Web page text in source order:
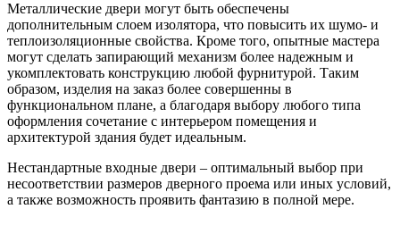
Металлические двери могут быть обеспечены
дополнительным слоем изолятора, что повысить их шумо- и
теплоизоляционные свойства. Кроме того, опытные мастера
могут сделать запирающий механизм более надежным и
укомплектовать конструкцию любой фурнитурой. Таким
образом, изделия на заказ более совершенны в
функциональном плане, а благодаря выбору любого типа
оформления сочетание с интерьером помещения и
архитектурой здания будет идеальным.
Нестандартные входные двери – оптимальный выбор при
несоответствии размеров дверного проема или иных условий,
а также возможность проявить фантазию в полной мере.